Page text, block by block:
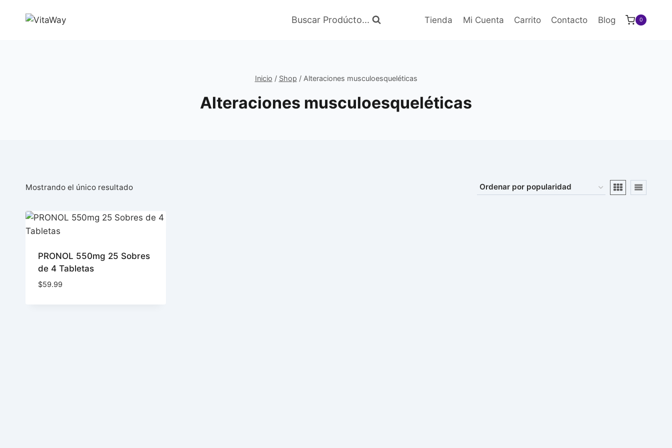
Buscar Prodúcto... Tienda Mi Cuenta Carrito Contacto Blog 0
Inicio / Shop / Alteraciones musculoesqueléticas
Alteraciones musculoesqueléticas
Mostrando el único resultado
PRONOL 550mg 25 Sobres
de 4 Tabletas
$59.99